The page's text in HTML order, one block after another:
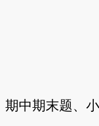
期中期末题、